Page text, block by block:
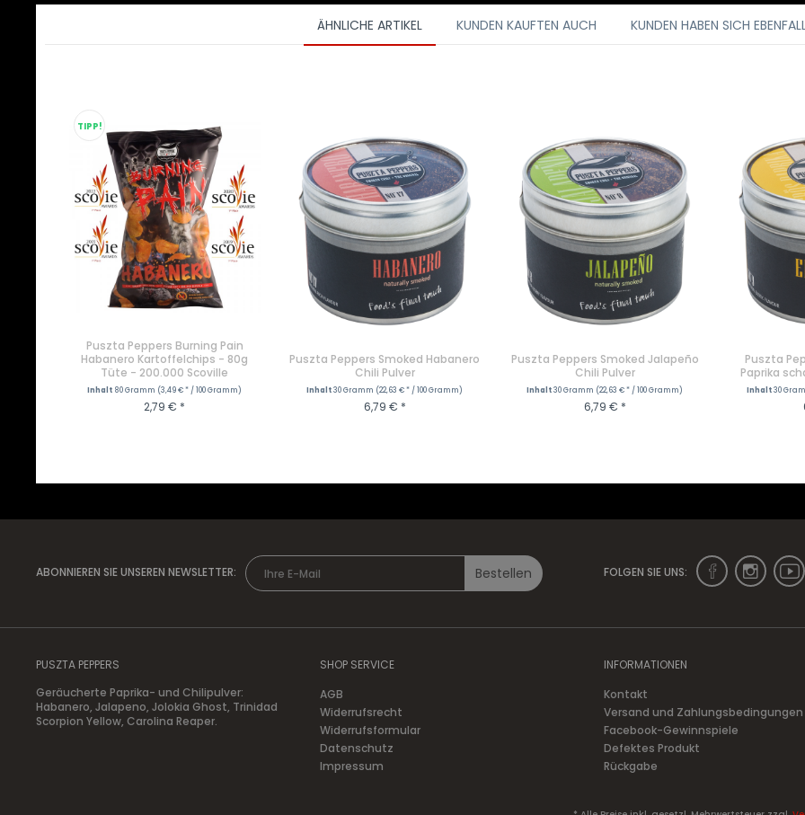
ÄHNLICHE ARTIKEL KUNDEN KAUFTEN AUCH KUNDEN HABEN SICH
TIPP!
Puszta Peppers Burning Pain
Habanero Kartoffelchips - 80g
Tüte - 200.000 Scoville
Inhalt 80 Gramm (3,49 € * / 100 Gramm)
2,79 € *
Puszta Peppers Smoked Habanero
Chili Pulver
Inhalt30 Gramm (22,63 € * / 100 Gramm)
6,79 € *
Puszta Peppers Smoked Jalapeño
Chili Pulver
Inhalt30 Gramm (22,63 € * / 100 Gramm)
6,79 € *
Puszta
Paprika
Inhalt30
ABONNIEREN SIE UNSEREN NEWSLETTER: Bestellen FOLGEN SIE UNS:
PUSZTA PEPPERS
Geräucherte Paprika- und Chilipulver:
Habanero, Jalapeno, Jolokia Ghost, Trinidad
Scorpion Yellow, Carolina Reaper.
SHOP SERVICE
AGB
Widerrufsrecht
Widerrufsformular
Datenschutz
Impressum
INFORMATIONEN
Kontakt
Versand und Zahlungsbedingungen
Facebook-Gewinnspiele
Defektes Produkt
Rückgabe